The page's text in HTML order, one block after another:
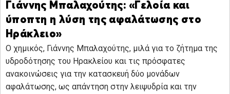
Γιάννης Μπαλαχούτης: «Γελοία και
ύποπτη η λύση της αφαλάτωσης στο
Ηράκλειο»
Ο χημικός, Γιάννης Μπαλαχούτης, μιλά για το ζήτημα της
υδροδότησης του Ηρακλείου και τις πρόσφατες
ανακοινώσεις για την κατασκευή δύο μονάδων
αφαλάτωσης, ως απάντηση στην λειψυδρία και την